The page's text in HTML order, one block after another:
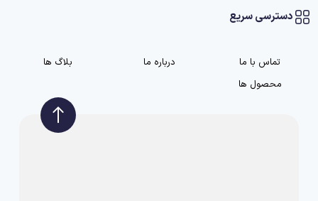
دسترسی سریع
تماس با ما درباره ما
بلاگ ها
محصول ها